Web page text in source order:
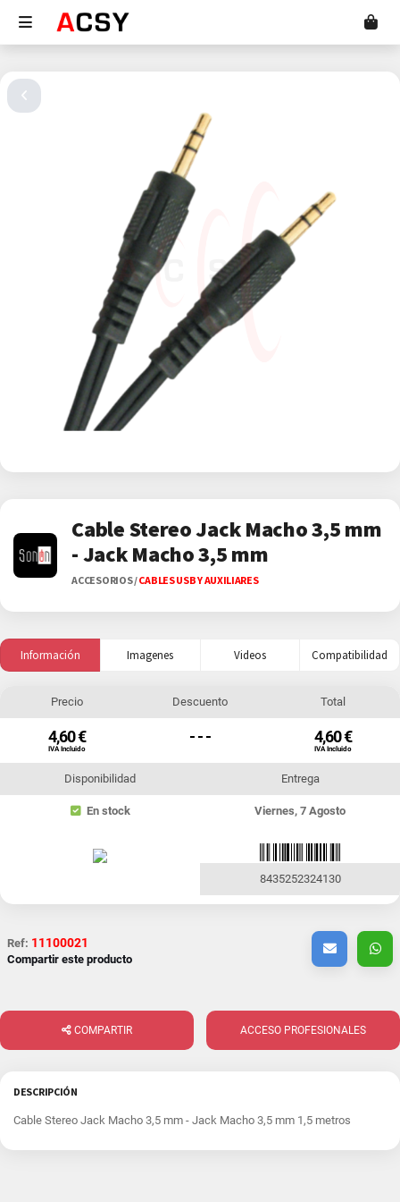
Cable Stereo Jack Macho 3,5 mm
- Jack Macho 3,5 mm
ACCESORIOS/CABLES USB Y AUXILIARES
Información Imagenes Videos Compatibilidad
Precio
4,60 €
IVA Incluido
Descuento
- - -
Total
4,60 €
IVA Incluido
Disponibilidad
En stock
Entrega
Viernes, 7 Agosto
8435252324130
Ref: 11100021
Compartir este producto
COMPARTIR ACCESO PROFESIONALES
DESCRIPCIÓN
Cable Stereo Jack Macho 3,5 mm - Jack Macho 3,5 mm 1,5 metros